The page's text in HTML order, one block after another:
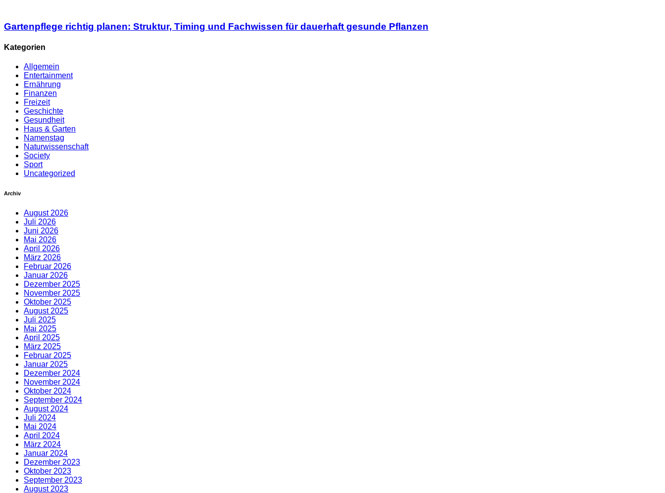
Gartenpflege richtig planen: Struktur, Timing und Fachwissen für dauerhaft gesunde Pflanzen
Kategorien
Allgemein
Entertainment
Ernährung
Finanzen
Freizeit
Geschichte
Gesundheit
Haus & Garten
Namenstag
Naturwissenschaft
Society
Sport
Uncategorized
Archiv
August 2026
Juli 2026
Juni 2026
Mai 2026
April 2026
März 2026
Februar 2026
Januar 2026
Dezember 2025
November 2025
Oktober 2025
August 2025
Juli 2025
Mai 2025
April 2025
März 2025
Februar 2025
Januar 2025
Dezember 2024
November 2024
Oktober 2024
September 2024
August 2024
Juli 2024
Mai 2024
April 2024
März 2024
Januar 2024
Dezember 2023
Oktober 2023
September 2023
August 2023